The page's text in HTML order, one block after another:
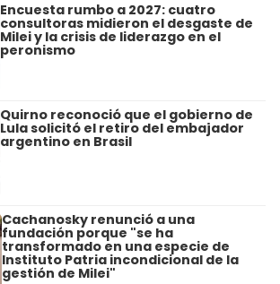
Encuesta rumbo a 2027: cuatro
consultoras midieron el desgaste de
Milei y la crisis de liderazgo en el
peronismo
Quirno reconoció que el gobierno de
Lula solicitó el retiro del embajador
argentino en Brasil
Cachanosky renunció a una
fundación porque "se ha
transformado en una especie de
Instituto Patria incondicional de la
gestión de Milei"